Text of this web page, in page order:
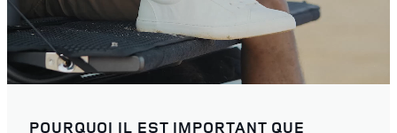
POURQUOI IL EST IMPORTANT QUE